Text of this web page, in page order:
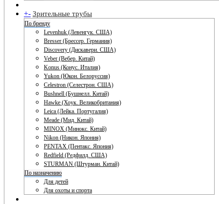
+- Зрительные трубы
По бренду
Levenhuk (Левенгук. США)
Bresser (Брессер. Германия)
Discovery (Дискавери. США)
Veber (Вебер. Китай)
Konus (Конус. Италия)
Yukon (Юкон. Белоруссия)
Celestron (Селестрон. США)
Bushnell (Бушнелл. Китай)
Hawke (Хоук. Великобритания)
Leica (Лейка. Португалия)
Meade (Мид. Китай)
MINOX (Минокс. Китай)
Nikon (Никон. Япония)
PENTAX (Пентакс. Япония)
Redfield (Редфилд. США)
STURMAN (Штурман. Китай)
По назначению
Для детей
Для охоты и спорта